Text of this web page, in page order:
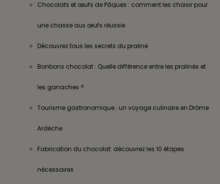
Chocolats et œufs de Pâques : comment les choisir pour
une chasse aux œufs réussie
Découvrez tous les secrets du praliné
Bonbons chocolat : Quelle différence entre les pralinés et
les ganaches ?
Tourisme gastronomique : un voyage culinaire en Drôme
Ardèche
Fabrication du chocolat: découvrez les 10 étapes
nécessaires